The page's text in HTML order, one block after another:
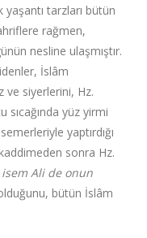
tarzları bütün
rağmen,
nesline ulaşmıştır.
İslâm
ve siyerlerini, Hz.
sıcağında yüz yirmi
yaptırdığı
sonra Hz.
isem Ali de onun
bütün İslâm